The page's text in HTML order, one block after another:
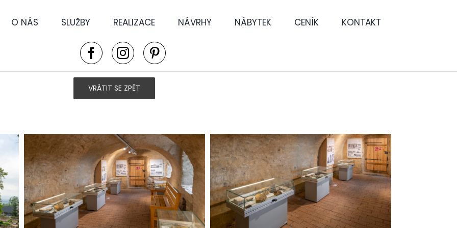
O NÁS SLUŽBY REALIZACE NÁVRHY NÁBYTEK CENÍK KONTAKT
VRÁTIT SE ZPĚT